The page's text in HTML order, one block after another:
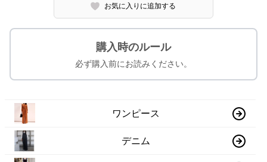
お気に入りに追加する
購入時のルール
必ず購入前にお読みください。
ワンピース
デニム